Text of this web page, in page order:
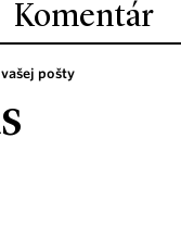
Komentár
pošty